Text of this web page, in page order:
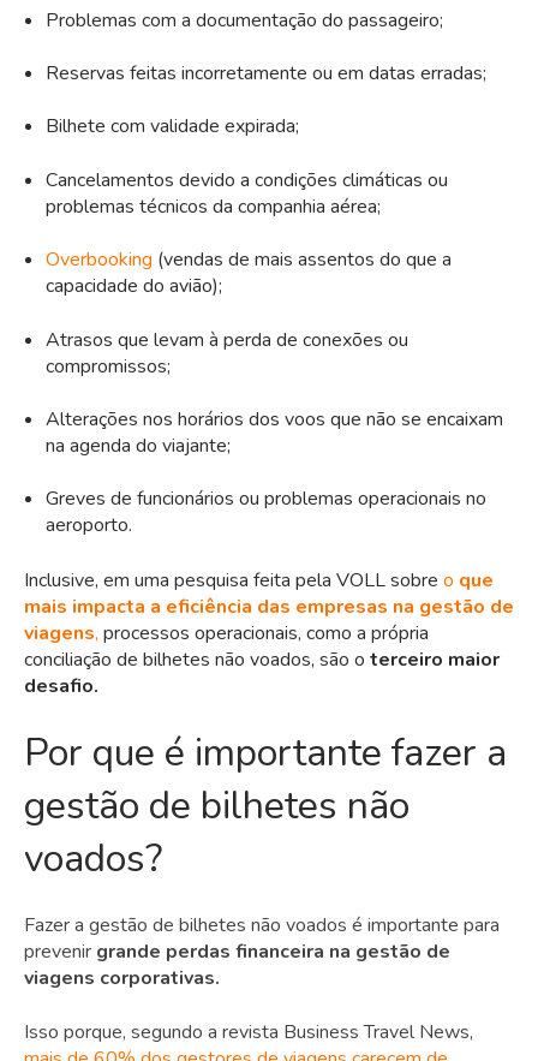
Problemas com a documentação do passageiro;
Reservas feitas incorretamente ou em datas erradas;
Bilhete com validade expirada;
Cancelamentos devido a condições climáticas ou
problemas técnicos da companhia aérea;
Overbooking (vendas de mais assentos do que a
capacidade do avião);
Atrasos que levam à perda de conexões ou
compromissos;
Alterações nos horários dos voos que não se encaixam
na agenda do viajante;
Greves de funcionários ou problemas operacionais no
aeroporto.
Inclusive, em uma pesquisa feita pela VOLL sobre o que
mais impacta a eficiência das empresas na gestão de
viagens, processos operacionais, como a própria
conciliação de bilhetes não voados, são o terceiro maior
desafio.
Por que é importante fazer a
gestão de bilhetes não
voados?
Fazer a gestão de bilhetes não voados é importante para
prevenir grande perdas financeira na gestão de
viagens corporativas.
Isso porque, segundo a revista Business Travel News,